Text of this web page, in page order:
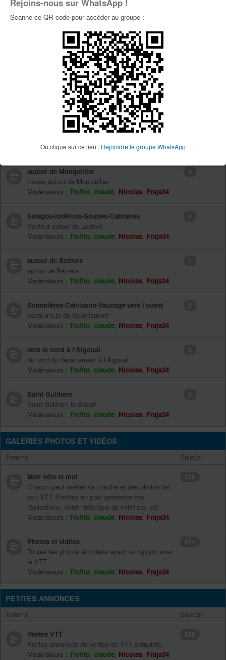
Rejoins-nous sur WhatsApp !
Scanne ce QR code pour accéder au groupe :
Ou clique sur ce lien : Rejoindre le groupe WhatsApp
Forums
Venez nous décrire les coins où vous aimez bien
Modérateurs : Trufito,claude,Nicolas,Fraja34
les traces sur la Gardiole
Modérateurs : Trufito,claude Nicolas ,Fraja34
Caroux-Naudech-Lamalou
Modérateurs : Trufito,claude,Nicolas,Fraja34
autour de Montpellier
traces autour de Montpellier
Modérateurs : Trufito, claude, Nicolas, Fraja34
4
Salagou-lodévois-Soubes-Cabrières
Secteur autour de Lodève
Modérateurs : Trufito, claude, Nicolas, Fraja34
3
autour de Béziers
autour de Béziers
Modérateurs : Trufito, claude, Nicolas, Fraja34
1
Sommières-Calvisson-Vaunage-vers l'ouest
secteur Est du département
Modérateurs : Trufito, claude, Nicolas, Fraja34
2
vers le nord à l'Aigoual
du nord du département à l'Aigoual
Modérateurs : Trufito, claude, Nicolas, Fraja34
2
Saint Guilhem
Saint Guilhem le désert
Modérateurs : Trufito, claude, Nicolas, Fraja34
2
GALERIES PHOTOS ET VIDÉOS
Forums Sujet(s)
Mon vélo et moi
Chacun peut mettre sa tronche et des photos de
son VTT. Profitez en pour présenter vos
réalisations, votre historique de vététiste, etc
Modérateurs : Trufito, claude, Nicolas, Fraja34
226
Photos et vidéos
Toutes les photos et vidéos ayant un rapport avec
le VTT
Modérateurs : Trufito, claude, Nicolas, Fraja34
474
PETITES ANNONCES
Forums Sujet(s)
Ventes VTT
Petites annonces de ventes de VTT complets
Modérateurs : Trufito, claude, Nicolas, Fraja34
325